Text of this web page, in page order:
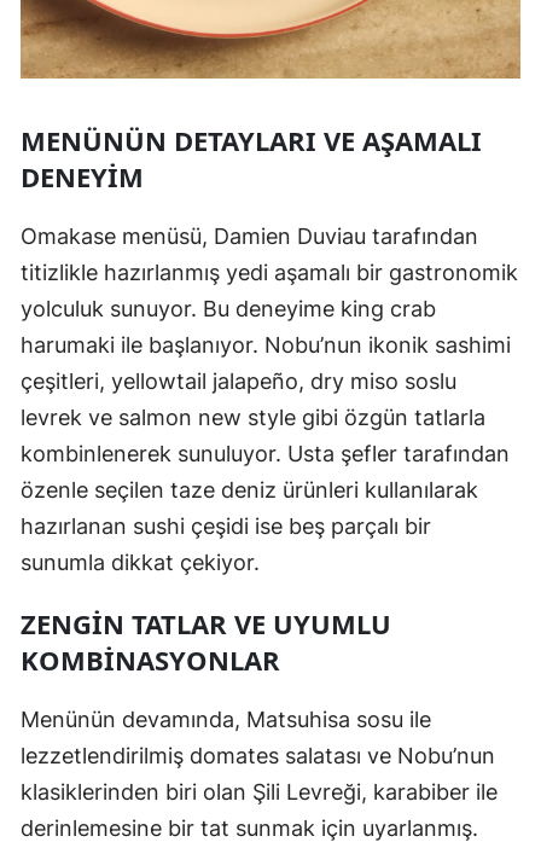
MENÜNÜN DETAYLARI VE AŞAMALI
DENEYIM
Omakase menüsü, Damien Duviau tarafından
titizlikle hazırlanmış yedi aşamalı bir gastronomik
yolculuk sunuyor. Bu deneyime king crab
harumaki ile başlanıyor. Nobu’nun ikonik sashimi
çeşitleri, yellowtail jalapeño, dry miso soslu
levrek ve salmon new style gibi özgün tatlarla
kombinlenerek sunuluyor. Usta şefler tarafından
özenle seçilen taze deniz ürünleri kullanılarak
hazırlanan sushi çeşidi ise beş parçalı bir
sunumla dikkat çekiyor.
ZENGIN TATLAR VE UYUMLU
KOMBINASYONLAR
Menünün devamında, Matsuhisa sosu ile
lezzetlendirilmiş domates salatası ve Nobu’nun
klasiklerinden biri olan Şili Levreği, karabiber ile
derinlemesine bir tat sunmak için uyarlanmış.